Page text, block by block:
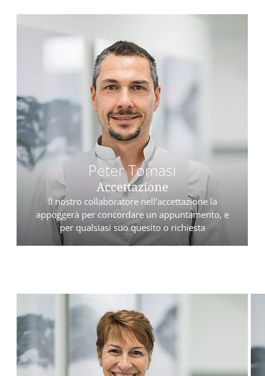
Peter Tomasi
Accettazione
Il nostro collaboratore nell’accettazione la
appoggerà per concordare un appuntamento, e
per qualsiasi suo quesito o richiesta